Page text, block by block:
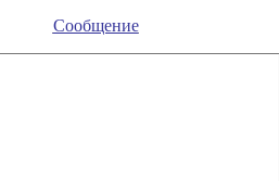
Сообщение